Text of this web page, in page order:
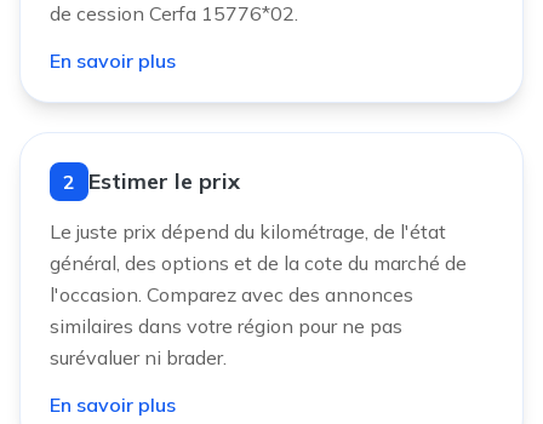
de cession Cerfa 15776*02.
En savoir plus
2 Estimer le prix
Le juste prix dépend du kilométrage, de l'état
général, des options et de la cote du marché de
l'occasion. Comparez avec des annonces
similaires dans votre région pour ne pas
surévaluer ni brader.
En savoir plus